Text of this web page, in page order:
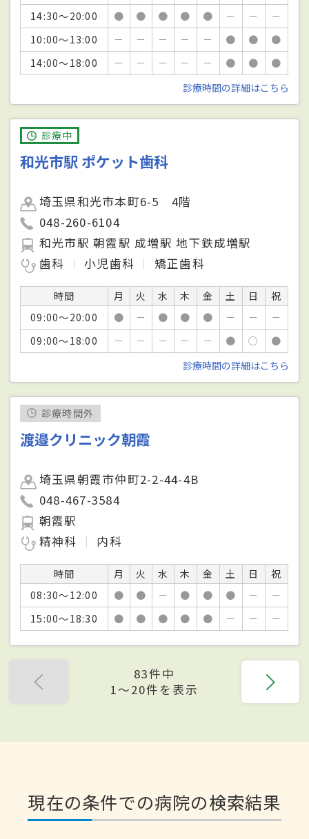
14:30～20:00
● ● ● ● ● － －
－
10:00～13:00
－ － － － － ● ●
●
14:00～18:00
－ － － － － ● ●
●
診療時間の詳細はこちら
診療中
和光市駅 ポケット歯科
埼玉県和光市本町6-5 4階
048-260-6104
和光市駅 朝霞駅 成増駅 地下鉄成増駅
歯科
小児歯科 矯正歯科
時間 月 火 水 木 金 土 日
祝
09:00～20:00
● － ● ● ● － －
－
09:00～18:00
－ － － － － ● ○
●
診療時間の詳細はこちら
診療時間外
渡邉クリニック朝霞
埼玉県朝霞市仲町2-2-44-4B
048-467-3584
朝霞駅
精神科
内科
時間 月 火 水 木 金 土 日
祝
08:30～12:00
● ● － ● ● ● －
－
15:00～18:30
● ● ● ● ● － － －
83件中
1〜20件を表示
現在の条件での病院の検索結果